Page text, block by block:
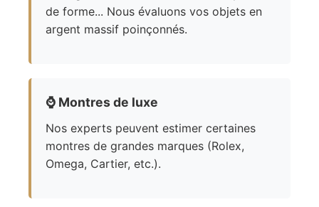
de forme... Nous évaluons vos objets en
argent massif poinçonnés.
⌚ Montres de luxe
Nos experts peuvent estimer certaines
montres de grandes marques (Rolex,
Omega, Cartier, etc.).